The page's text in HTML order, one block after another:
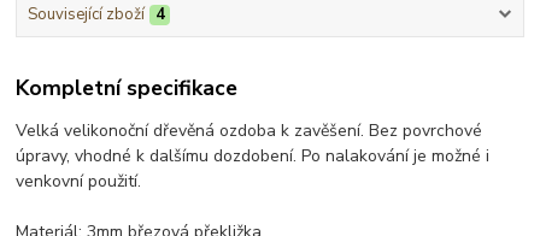
Související zboží 4
Kompletní specifikace
Velká velikonoční dřevěná ozdoba k zavěšení. Bez povrchové
úpravy, vhodné k dalšímu dozdobení. Po nalakování je možné i
venkovní použití.